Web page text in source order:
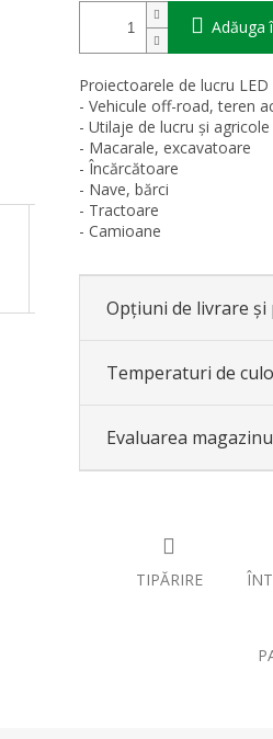
Adăuga
Proiectoarele de lucru
- Vehicule off-road, teren
- Utilaje de lucru și agricole
- Macarale, excavatoare
- Încărcătoare
- Nave, bărci
- Tractoare
- Camioane
Opțiuni de livrare și
Temperaturi de
Evaluarea
TIPĂRIRE